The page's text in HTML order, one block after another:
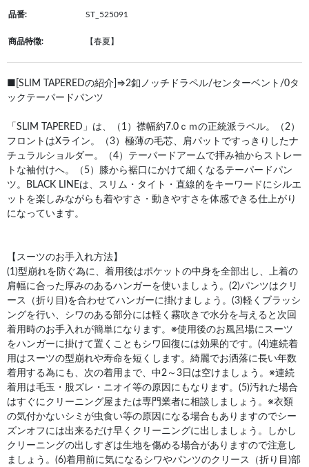
品番: ST_525091
商品特徴: 【春夏】
■[SLIM TAPEREDの紹介]⇒2釦ノッチドラペル/センターベント/0タ
ックテーパードパンツ
「SLIM TAPERED」は、（1）襟幅約7.0ｃｍの正統派ラペル。（2）
フロントはXライン。（3）極薄の毛芯、肩パットですっきりしたナ
チュラルショルダー。（4）テーパードアームで拝み袖からストレー
トな袖付けへ。（5）膝から裾口にかけて細くなるテーパードパン
ツ。BLACK LINEは、スリム・タイト・直線的をキーワードにシルエ
ットを楽しみながらも着やすさ・動きやすさを体感できる仕上がり
になっています。
【スーツのお手入れ方法】
(1)型崩れを防ぐ為に、着用後はポケットの中身を全部出し、上着の
肩幅に合った厚みのあるハンガーを使いましょう。(2)パンツはクリ
ース（折り目)を合わせてハンガーに掛けましょう。(3)軽くブラッシ
ングを行い、シワのある部分には軽く霧吹きで水分を与えると次回
着用時のお手入れが簡単になります。※使用後のお風呂場にスーツ
をハンガーに掛けて置くこともシワ回復には効果的です。(4)連続着
用はスーツの型崩れや寿命を短くします。綺麗でお洒落に長い年数
着用する為にも、次の着用まで、中2～3日は空けましょう。※連続
着用は毛玉・股ズレ・ニオイ等の原因にもなります。(5)汚れた場合
はすぐにクリーニング屋または専門業者に相談しましょう。※衣類
の気付かないシミが虫食い等の原因になる場合もありますのでシー
ズンオフには出来るだけ早くクリーニングに出しましょう。しかし
クリーニングの出しすぎは生地を傷める場合がありますので注意し
ましょう。(6)着用前に気になるシワやパンツのクリース（折り目)部